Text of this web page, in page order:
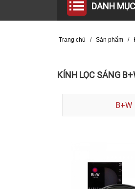
DANH
Trang chủ / Sản phẩm /
KÍNH LỌC SÁNG
B+W